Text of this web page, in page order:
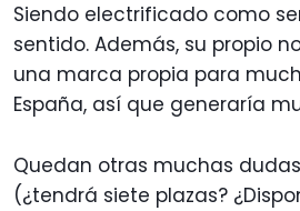
Siendo electrificado como
sentido. Además, su propio
una marca propia para
España, así que generaría
Quedan otras muchas
(¿tendrá siete plazas?